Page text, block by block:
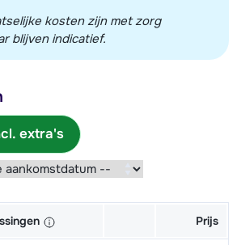
kosten zijn met zorg
blijven indicatief.
extra's
Prijs